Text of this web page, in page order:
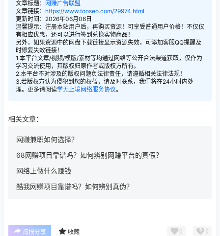
文章标题：
网赚广告联盟
文章链接： https://www.tooseo.com/29974.html
更新时间：2026年06月06日
温馨提示：注册本站用户后，再购买资源！可享受普通用户价格！不仅仅
有相应优惠，还可以进行签到兑换实物商品！
另外，如果资源中的网盘下载链接显示资源失效，可添加客服QQ提醒及
时修复失效链接！
1.本平台文章/视频/模版/素材等均通过网络等公开合法渠道获取，仅作为
学习交流使用，其版权归原作者或版权方所有。
2.本平台不对涉及的版权问题负法律责任，请遵循相关法律法规！
3.若版权方认为侵犯到您的权益，请及时联系，我们将在24小时内处
理。更多请阅读学无止境网络服务协议。
相关文章：
网赚兼职如何选择？
68网赚项目靠谱吗？如何辨别网赚平台的真假？
网络上做什么赚钱
酷我网赚项目靠谱吗？如何辨别真伪？
海报分享 收藏 0 0